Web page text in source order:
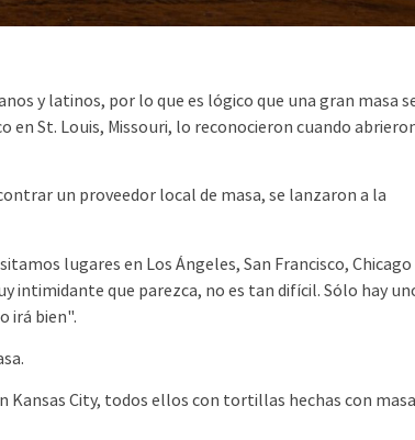
y latinos, por lo que es lógico que una gran masa
en St. Louis, Missouri, lo reconocieron cuando
un proveedor local de masa, se lanzaron a la
lugares en Los Ángeles, San Francisco, Chicago
intimidante que parezca, no es tan difícil. Sólo hay
irá bien".
Kansas City, todos ellos con tortillas hechas con